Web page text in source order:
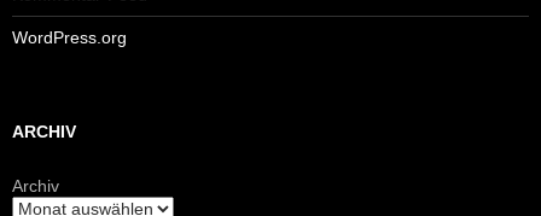
WordPress.org
ARCHIV
Archiv